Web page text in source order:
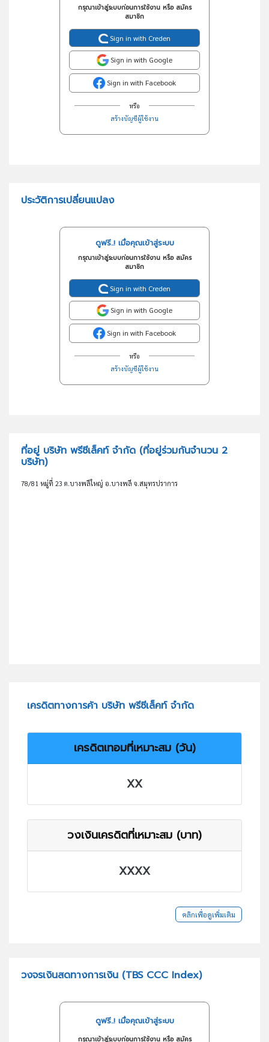
กรุณาเข้าสู่ระบบก่อนการใช้งาน หรือ สมัคร
สมาชิก
Sign in with Creden
Sign in with Google
Sign in with Facebook
หรือ
สร้างบัญชีผู้ใช้งาน
ประวัติการเปลี่ยนแปลง
ดูฟรี..! เมื่อคุณเข้าสู่ระบบ
กรุณาเข้าสู่ระบบก่อนการใช้งาน หรือ สมัคร
สมาชิก
Sign in with Creden
Sign in with Google
Sign in with Facebook
หรือ
สร้างบัญชีผู้ใช้งาน
ที่อยู่ บริษัท พรีซีเล็คท์ จำกัด (ที่อยู่ร่วมกันจำนวน 2
บริษัท)
78/81 หมู่ที่ 23 ต.บางพลีใหญ่ อ.บางพลี จ.สมุทรปราการ
เครดิตทางการค้า บริษัท พรีซีเล็คท์ จำกัด
เครดิตเทอมที่เหมาะสม (วัน)
XX
วงเงินเครดิตที่เหมาะสม (บาท)
XXXX
คลิกเพื่อดูเพิ่มเติม
วงจรเงินสดทางการเงิน (TBS CCC Index)
ดูฟรี..! เมื่อคุณเข้าสู่ระบบ
กรุณาเข้าสู่ระบบก่อนการใช้งาน หรือ สมัคร